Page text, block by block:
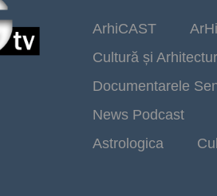
ArhiCAST
Cultură și
Documentarele
News Podcast
Astrologica